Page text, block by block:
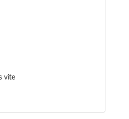
vite